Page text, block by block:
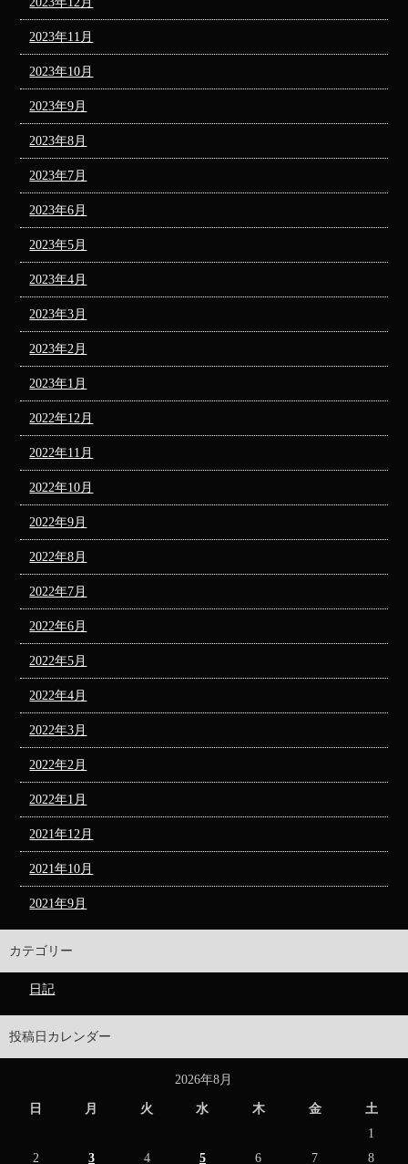
2023年11月
2023年10月
2023年9月
2023年8月
2023年7月
2023年6月
2023年5月
2023年4月
2023年3月
2023年2月
2023年1月
2022年12月
2022年11月
2022年10月
2022年9月
2022年8月
2022年7月
2022年6月
2022年5月
2022年4月
2022年3月
2022年2月
2022年1月
2021年12月
2021年10月
2021年9月
カテゴリー
日記
投稿日カレンダー
2026年8月
日 月 火 水 木 金
土
1
2
3 4 5 6 7 8